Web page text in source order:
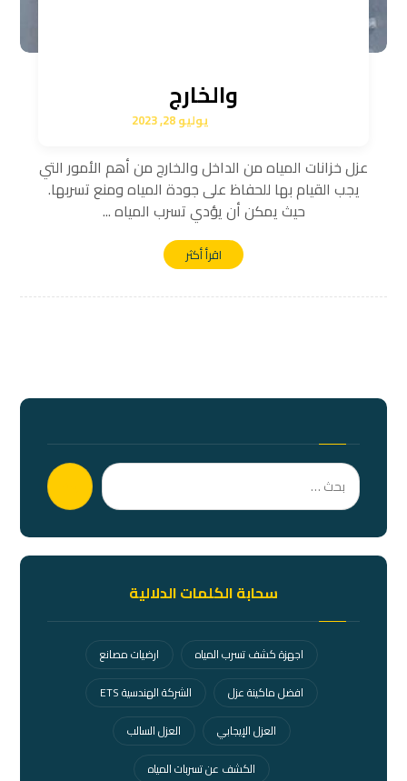
والخارج
يوليو 28, 2023
عزل خزانات المياه من الداخل والخارج من أهم الأمور التي
يجب القيام بها للحفاظ على جودة المياه ومنع تسربها.
حيث يمكن أن يؤدي تسرب المياه ...
اقرأ أكثر
سحابة الكلمات الدلالية
اجهزة كشف تسرب المياه
ارضيات مصانع
افضل ماكينة عزل
الشركة الهندسية ETS
العزل الإيجابي
العزل السالب
الكشف عن تسربات المياه